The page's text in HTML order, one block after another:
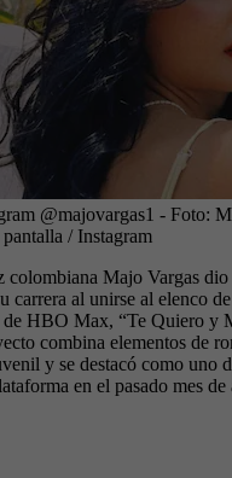
@majovargas1 - Foto:
/ Instagram
colombiana Majo Vargas
carrera al unirse al elenco
HBO Max, “Te Quiero y
combina elementos de
y se destacó como uno
en el pasado mes de